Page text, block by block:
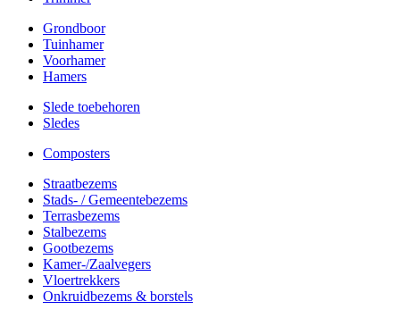
Grondboor
Tuinhamer
Voorhamer
Hamers
Slede toebehoren
Sledes
Composters
Straatbezems
Stads- / Gemeentebezems
Terrasbezems
Stalbezems
Gootbezems
Kamer-/Zaalvegers
Vloertrekkers
Onkruidbezems & borstels